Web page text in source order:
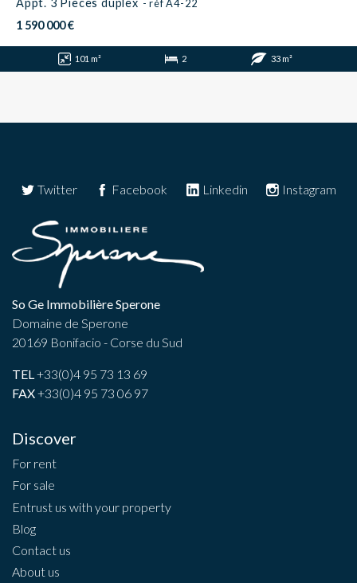
Appt. 3 Pièces duplex - réf A4-22
1 590 000 €
101 m² 2 33 m²
Twitter Facebook Linkedin Instagram
So Ge Immobilière Sperone
Domaine de Sperone
20169 Bonifacio - Corse du Sud
TEL+33(0)4 95 73 13 69
FAX+33(0)4 95 73 06 97
Discover
For rent
For sale
Entrust us with your property
Blog
Contact us
About us